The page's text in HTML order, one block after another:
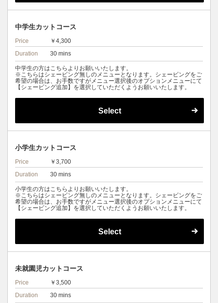
中学生カットコース
Price
￥4,300
Duration
30 mins
中学生の方はこちらよりお願いいたします。
※こちらはシェービング無しのメニューとなります。シェービングをご
希望の場合は、お手数ですがメニュー選択後のオプションメニューにて
【シェービング追加】を選択していただくようお願いいたします。
Select
小学生カットコース
Price
￥3,700
Duration
30 mins
小学生の方はこちらよりお願いいたします。
※こちらはシェービング無しのメニューとなります。シェービングをご
希望の場合は、お手数ですがメニュー選択後のオプションメニューにて
【シェービング追加】を選択していただくようお願いいたします。
Select
未就園児カットコース
Price
￥3,500
Duration
30 mins